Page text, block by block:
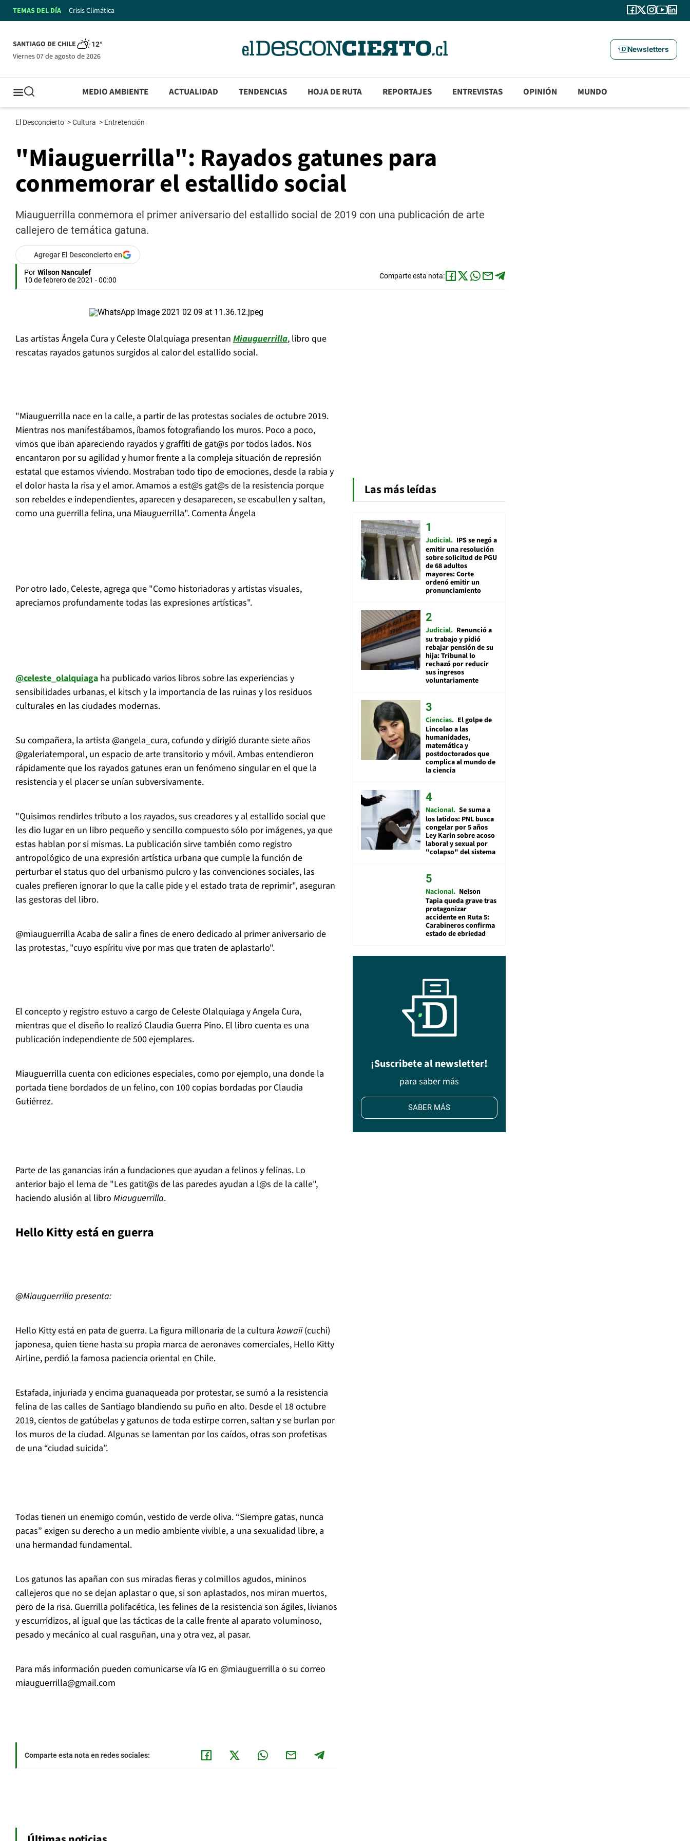
TEMAS DEL DÍA Crisis Climática
SANTIAGO DE CHILE 12°
viernes 07 de agosto de 2026
Newsletters
MEDIO AMBIENTE ACTUALIDAD TENDENCIAS HOJA DE RUTA REPORTAJES ENTREVISTAS OPINIÓN MUNDO
El Desconcierto >Cultura > Entretención
"Miauguerrilla": Rayados gatunes para
conmemorar el estallido social
Miauguerrilla conmemora el primer aniversario del estallido social de 2019 con una publicación de arte
callejero de temática gatuna.
Agregar El Desconcierto en
Por Wilson Nanculef
10 de febrero de 2021 - 00:00
Comparte esta nota:
Las artistas Ángela Cura y Celeste Olalquiaga presentan Miauguerrilla, libro que
rescatas rayados gatunos surgidos al calor del estallido social.
"Miauguerrilla nace en la calle, a partir de las protestas sociales de octubre 2019.
Mientras nos manifestábamos, íbamos fotografiando los muros. Poco a poco,
vimos que iban apareciendo rayados y graffiti de gat@s por todos lados. Nos
encantaron por su agilidad y humor frente a la compleja situación de represión
estatal que estamos viviendo. Mostraban todo tipo de emociones, desde la rabia y
el dolor hasta la risa y el amor. Amamos a est@s gat@s de la resistencia porque
son rebeldes e independientes, aparecen y desaparecen, se escabullen y saltan,
como una guerrilla felina, una Miauguerrilla". Comenta Ángela
Por otro lado, Celeste, agrega que "Como historiadoras y artistas visuales,
apreciamos profundamente todas las expresiones artísticas".
@celeste_olalquiaga ha publicado varios libros sobre las experiencias y
sensibilidades urbanas, el kitsch y la importancia de las ruinas y los residuos
culturales en las ciudades modernas.
Su compañera, la artista @angela_cura, cofundo y dirigió durante siete años
@galeriatemporal, un espacio de arte transitorio y móvil. Ambas entendieron
rápidamente que los rayados gatunes eran un fenómeno singular en el que la
resistencia y el placer se unían subversivamente.
"Quisimos rendirles tributo a los rayados, sus creadores y al estallido social que
les dio lugar en un libro pequeño y sencillo compuesto sólo por imágenes, ya que
estas hablan por si mismas. La publicación sirve también como registro
antropológico de una expresión artística urbana que cumple la función de
perturbar el status quo del urbanismo pulcro y las convenciones sociales, las
cuales prefieren ignorar lo que la calle pide y el estado trata de reprimir", aseguran
las gestoras del libro.
@miauguerrilla Acaba de salir a fines de enero dedicado al primer aniversario de
las protestas, "cuyo espíritu vive por mas que traten de aplastarlo".
El concepto y registro estuvo a cargo de Celeste Olalquiaga y Angela Cura,
mientras que el diseño lo realizó Claudia Guerra Pino. El libro cuenta es una
publicación independiente de 500 ejemplares.
Miauguerrilla cuenta con ediciones especiales, como por ejemplo, una donde la
portada tiene bordados de un felino, con 100 copias bordadas por Claudia
Gutiérrez.
Parte de las ganancias irán a fundaciones que ayudan a felinos y felinas. Lo
anterior bajo el lema de "Les gatit@s de las paredes ayudan a l@s de la calle",
haciendo alusión al libro Miauguerrilla.
Hello Kitty está en guerra
@Miauguerrilla presenta:
Hello Kitty está en pata de guerra. La figura millonaria de la cultura kawaii(cuchi)
japonesa, quien tiene hasta su propia marca de aeronaves comerciales, Hello Kitty
Airline, perdió la famosa paciencia oriental en Chile.
Estafada, injuriada y encima guanaqueada por protestar, se sumó a la resistencia
felina de las calles de Santiago blandiendo su puño en alto. Desde el 18 octubre
2019, cientos de gatúbelas y gatunos de toda estirpe corren, saltan y se burlan por
los muros de la ciudad. Algunas se lamentan por los caídos, otras son profetisas
de una “ciudad suicida”.
Todas tienen un enemigo común, vestido de verde oliva. “Siempre gatas, nunca
pacas” exigen su derecho a un medio ambiente vivible, a una sexualidad libre, a
una hermandad fundamental.
Los gatunos las apañan con sus miradas fieras y colmillos agudos, mininos
callejeros que no se dejan aplastar o que, si son aplastados, nos miran muertos,
pero de la risa. Guerrilla polifacética, les felines de la resistencia son ágiles, livianos
y escurridizos, al igual que las tácticas de la calle frente al aparato voluminoso,
pesado y mecánico al cual rasguñan, una y otra vez, al pasar.
Para más información pueden comunicarse vía IG en @miauguerrilla o su correo
miauguerrilla@gmail.com
Comparte esta nota en redes sociales:
Las más leídas
Judicial IPS se negó a
emitir una resolución
sobre solicitud de PGU
de 68 adultos
mayores: Corte
ordenó emitir un
pronunciamiento
Judicial Renunció a
su trabajo y pidió
rebajar pensión de su
hija: Tribunal lo
rechazó por reducir
sus ingresos
voluntariamente
Ciencias El golpe de
Lincolao a las
humanidades,
matemática y
postdoctorados que
complica al mundo de
la ciencia
Nacional Se suma a
los latidos: PNL busca
congelar por 5 años
Ley Karin sobre acoso
laboral y sexual por
"colapso" del sistema
Nacional Nelson
Tapia queda grave tras
protagonizar
accidente en Ruta 5:
Carabineros confirma
estado de ebriedad
¡Suscribete al newsletter!
para saber más
SABER MÁS